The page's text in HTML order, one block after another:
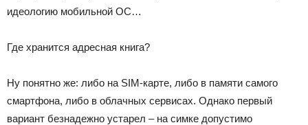
идеологию мобильной ОС…
Где хранится адресная книга?
Ну понятно же: либо на SIM-карте, либо в памяти самого
смартфона, либо в облачных сервисах. Однако первый
вариант безнадежно устарел – на симке допустимо